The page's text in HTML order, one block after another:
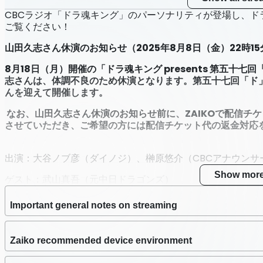
CBCラジオ「ドラ魂キング」のパーソナリティが登場し、
ご覧ください！
山田久志さん休演のお知らせ（2025年8月8日（金）22時15
8月18日（月）開催の「ドラ魂キング presents 第五十七回
志さんは、体調不良のため休演となります。第五十七回「
んを迎えて開催します。
なお、山田久志さん休演のお知らせ前に、ZAIKOで配信チ
させていただき、ご希望の方には配信チケット代の返金対
出演：大谷ノブ彦（ダイノジ）、榊原悠介（CBCアナウンサ
※出演者は予告なく変更となる場合があります。
配信日時：2025年8月18日（月）19:00生配信開始 20:30生配
配信チケット価格：2,500円（税込）※別途手数料がかかり
Show
Important general notes on streaming
Zaiko recommended device environment